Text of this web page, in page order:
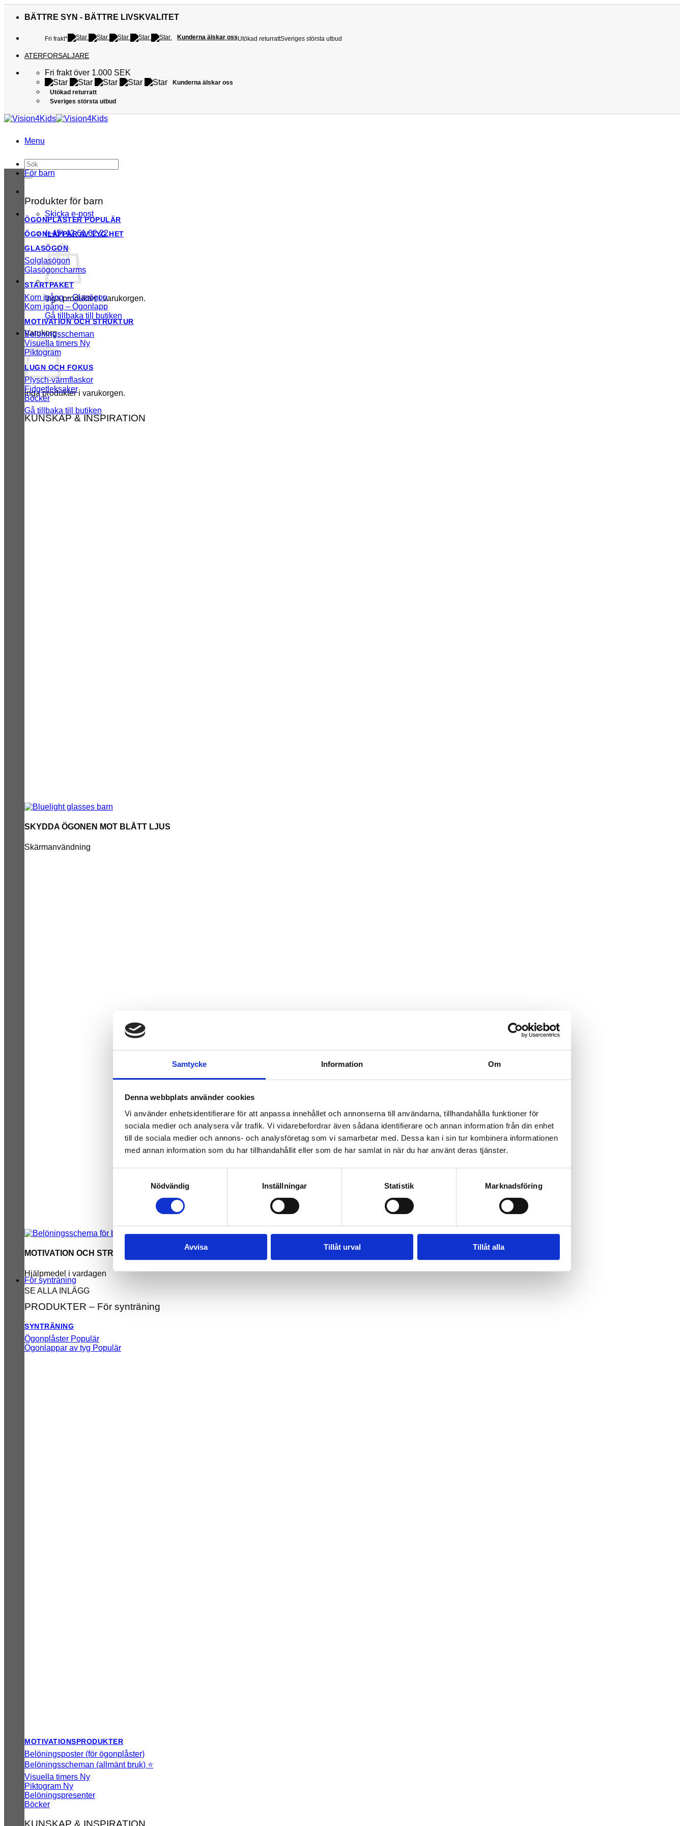
Samtycke Information Om
Denna webbplats använder cookies
Vi använder enhetsidentifierare för att anpassa innehållet och annonserna till användarna, tillhandahålla funktioner för
sociala medier och analysera vår trafik. Vi vidarebefordrar även sådana identifierare och annan information från din enhet
till de sociala medier och annons- och analysföretag som vi samarbetar med. Dessa kan i sin tur kombinera informationen
med annan information som du har tillhandahållit eller som de har samlat in när du har använt deras tjänster.
Nödvändig
Inställningar Statistik Marknadsföring
Avvisa Tillåt urval Tillåt alla
BÄTTRE SYN - BÄTTRE LIVSKVALITET
Fri frakt* Kunderna älskar ossUtökad returrattSveriges största utbud
ATERFORSALJARE
Fri frakt över 1.000 SEK
Kunderna älskar oss
Utökad returratt
Sveriges största utbud
Menu
Sök
efter:
Skicka e-post
(+45) 42 61 62 22
Inga produkter i varukorgen.
Gå tillbaka till butiken
Varukorg
Inga produkter i varukorgen.
Gå tillbaka till butiken
För barn
Produkter för barn
ÖGONPLÅSTER
ÖGONLAPPAR AV TYG
GLASÖGON
Solglasögon
Glasögoncharms
STARTPAKET
Kom igång – Glasögon
Kom igång – Ögonlapp
MOTIVATION OCH STRUKTUR
Belöningsscheman
Visuella timers
Piktogram
LUGN OCH FOKUS
Plysch-värmflaskor
Fidgetleksaker
Böcker
KUNSKAP & INSPIRATION
SKYDDA ÖGONEN MOT BLÅTT LJUS
Skärmanvändning
MOTIVATION OCH STRUKTUR
Hjälpmedel i vardagen
SE ALLA INLÄGG
För synträning
PRODUKTER – För synträning
SYNTRÄNING
Ögonplåster
Ögonlappar av tyg
MOTIVATIONSPRODUKTER
Belöningsposter (för ögonplåster)
Belöningsscheman (allmänt bruk) ⭐
Visuella timers
Piktogram
Belöningspresenter
Böcker